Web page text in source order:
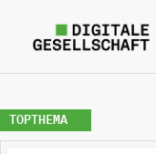
TOPTHEMA